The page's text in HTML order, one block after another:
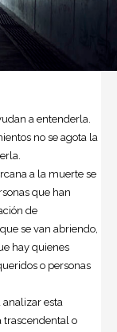
a entenderla.
no se agota la
a la muerte se
que han
de
se van abriendo,
hay quienes
o personas
analizar esta
trascendental o